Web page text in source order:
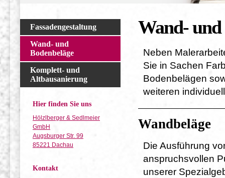
Fassadengestaltung
Wand- und
Bodenbeläge
Komplett- und
Altbausanierung
Hier finden Sie uns
Hölzlberger & Sedlmeier
GmbH
Augsburger Str. 99
85221 Dachau
Kontakt
Wand- und
Neben
Sie in Sachen
Bodenbelägen
weiteren
Wandbeläge
Die Ausführung
anspruchsvollen
unserer